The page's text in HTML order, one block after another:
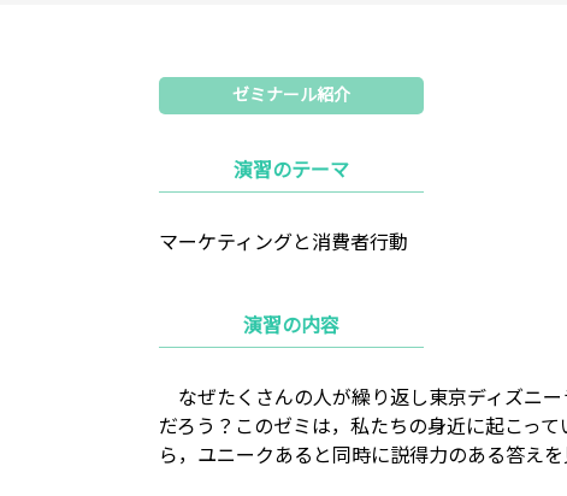
ゼミナール紹介
演習のテーマ
マーケティングと消費者行動
演習の内容
なぜたくさんの人が繰り返し東京ディズニ
だろう？このゼミは，私たちの身近に起こっ
ら，ユニークあると同時に説得力のある答え